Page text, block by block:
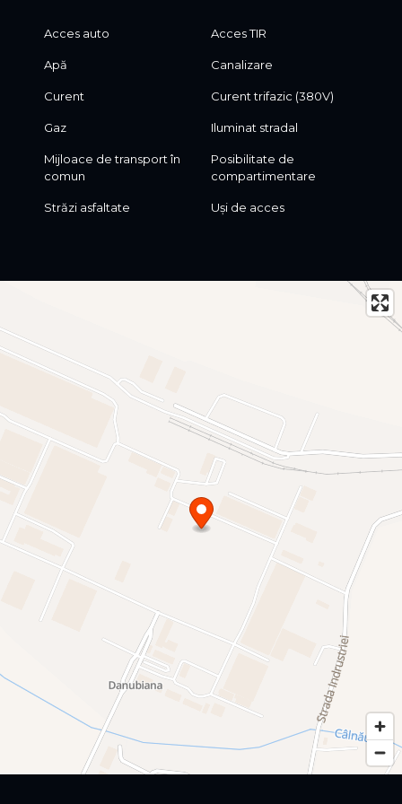
Acces auto Acces TIR
Apă Canalizare
Curent Curent trifazic (380V)
Gaz Iluminat stradal
Mijloace de transport în
comun
Posibilitate de
compartimentare
Străzi asfaltate Uși de acces